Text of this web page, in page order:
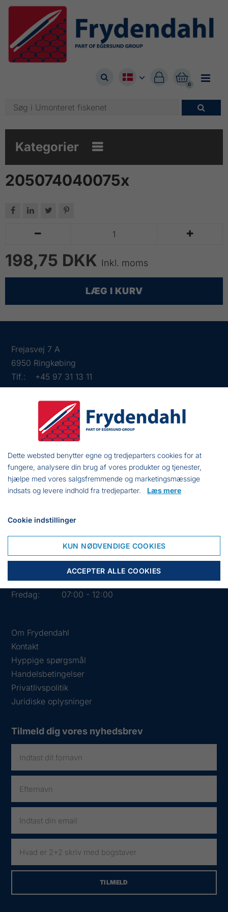


0


Kategorier 
205074040075x
   
 
198,75 DKK Inkl. moms
LÆG I KURV
Frejasvej 7 A
6950 Ringkøbing
Tlf.:
+45 97 31 13 11
Mail: fiskenet@frydendahl.com
DK 15891645
Åbningstider i butikken
Mandag:
07:00 - 15:30
Tirsdag:
07:00 - 15:30
07:00 - 15:30
Torsdag:
07:00 - 15:30
Fredag:
07:00 - 12:00
Om Frydendahl
Kontakt
Hyppige spørgsmål
Handelsbetingelser
Privatlivspolitik
Juridiske oplysninger
Tilmeld dig vores nyhedsbrev
Dette websted benytter egne og tredjeparters cookies for at
fungere, analysere din brug af vores produkter og tjenester,
hjælpe med vores salgsfremmende og marketingsmæssige
indsats og levere indhold fra tredjeparter. Læs mere
Cookie indstillinger
KUN NØDVENDIGE COOKIES
ACCEPTER ALLE COOKIES